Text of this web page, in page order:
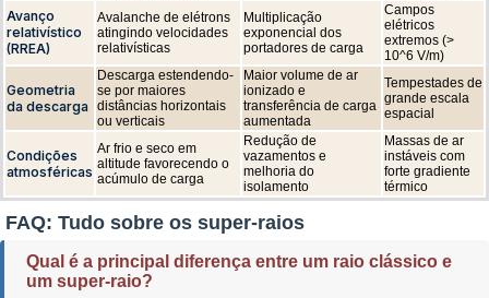
Avanço
relativístico
(RREA)
Avalanche de elétrons
atingindo velocidades
relativísticas
Multiplicação
exponencial dos
portadores de carga
Campos
elétricos
extremos (>
10^6 V/m)
Geometria
da descarga
Descarga estendendo-
se por maiores
distâncias horizontais
ou verticais
Maior volume de ar
ionizado e
transferência de carga
aumentada
Tempestades de
grande escala
espacial
Condições
atmosféricas
Ar frio e seco em
altitude favorecendo o
acúmulo de carga
Redução de
vazamentos e
melhoria do
isolamento
Massas de ar
instáveis com
forte gradiente
térmico
FAQ: Tudo sobre os super-raios
Qual é a principal diferença entre um raio clássico e
um super-raio?